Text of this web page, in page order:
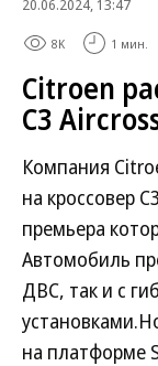
20.06.2024, 13:47
8K 1 мин.
Citroen
C3
Компания
на кроссовер
премьера
Автомобиль
ДВС, так и с
на платформе